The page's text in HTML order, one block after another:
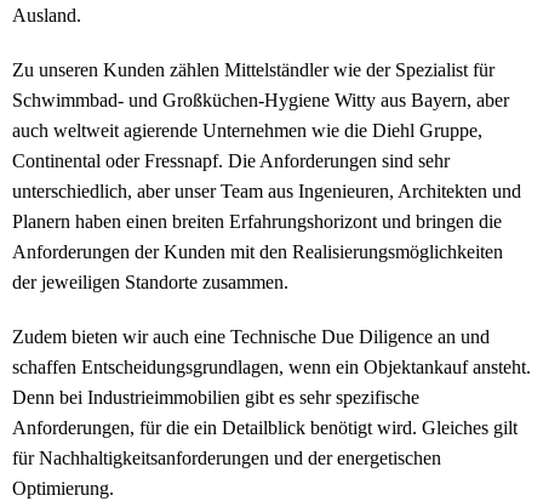
Ausland.
Zu unseren Kunden zählen Mittelständler wie der Spezialist für
Schwimmbad- und Großküchen-Hygiene Witty aus Bayern, aber
auch weltweit agierende Unternehmen wie die Diehl Gruppe,
Continental oder Fressnapf. Die Anforderungen sind sehr
unterschiedlich, aber unser Team aus Ingenieuren, Architekten und
Planern haben einen breiten Erfahrungshorizont und bringen die
Anforderungen der Kunden mit den Realisierungsmöglichkeiten
der jeweiligen Standorte zusammen.
Zudem bieten wir auch eine Technische Due Diligence an und
schaffen Entscheidungsgrundlagen, wenn ein Objektankauf ansteht.
Denn bei Industrieimmobilien gibt es sehr spezifische
Anforderungen, für die ein Detailblick benötigt wird. Gleiches gilt
für Nachhaltigkeitsanforderungen und der energetischen
Optimierung.